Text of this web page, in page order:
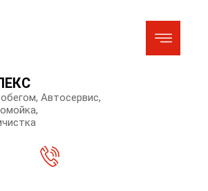
Автосервис,